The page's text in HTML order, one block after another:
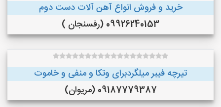
خرید و فروش انواع آهن آلات دست دوم
09926240153 (رفسنجان )
تیرچه فیبر میلگردبرای وتکا و منفی و خاموت
09187779387 (مریوان)